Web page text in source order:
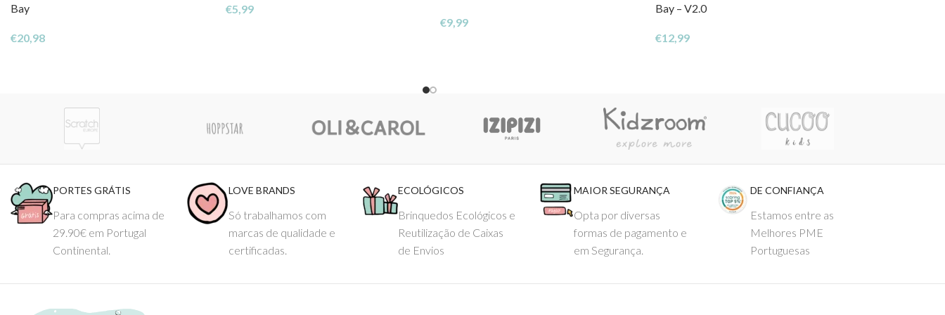
, para acompanhar os primeiros sorrisos de independência do teu bebé com estilo e funcionalidade!
Bay
€20,98
€5,99
€9,99
Bay – V2.0
€12,99
PORTES GRÁTIS
Para compras acima de
29.90€ em Portugal
Continental.
LOVE BRANDS
Só trabalhamos com
marcas de qualidade e
certificadas.
ECOLÓGICOS
Brinquedos Ecológicos e
Reutilização de Caixas
de Envios
MAIOR SEGURANÇA
Opta por diversas
formas de pagamento e
em Segurança.
DE CONFIANÇA
Estamos entre as
Melhores PME
Portuguesas